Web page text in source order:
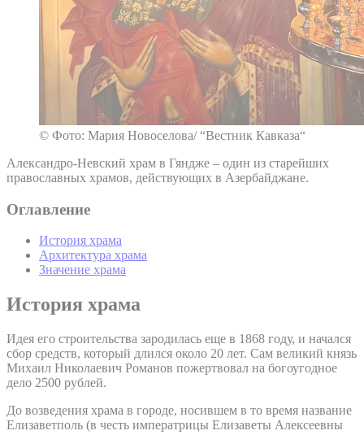
© Фото: Мария Новоселова/ “Вестник Кавказа“
Александро-Невский храм в Гяндже – один из старейших
православных храмов, действующих в Азербайджане.
Оглавление
История храма
Архитектура храма
Значение храма
История храма
Идея его строительства зародилась еще в 1868 году, и начался
сбор средств, который длился около 20 лет. Сам великий князь
Михаил Николаевич Романов пожертвовал на богоугодное
дело 2500 рублей.
До возведения храма в городе, носившем в то время название
Елизаветполь (в честь императрицы Елизаветы Алексеевны